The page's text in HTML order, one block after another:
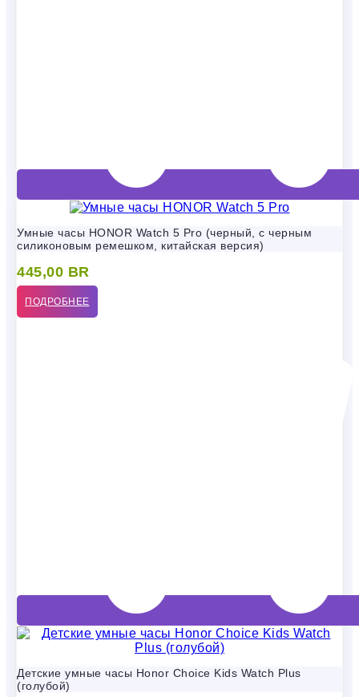
Умные часы HONOR Watch 5 Pro (черный, с черным
силиконовым ремешком, китайская версия)
445,00 BR
ПОДРОБНЕЕ
Детские умные часы Honor Choice Kids Watch Plus
(голубой)